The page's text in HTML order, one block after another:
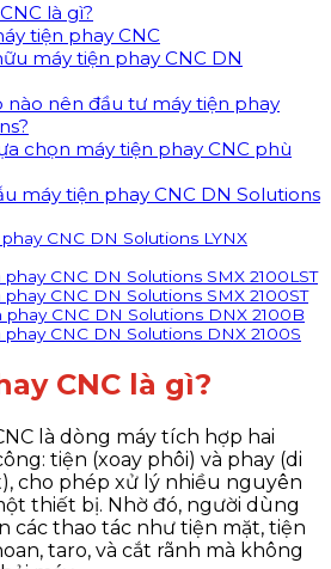
là gì?
tiện phay CNC
máy tiện phay CNC DN
nào nên đầu tư máy tiện phay
chọn máy tiện phay CNC phù
máy tiện phay CNC DN Solutions
phay CNC DN Solutions LYNX
phay CNC DN Solutions SMX 2100LST
phay CNC DN Solutions SMX 2100ST
phay CNC DN Solutions DNX 2100B
phay CNC DN Solutions DNX 2100S
CNC là gì?
là dòng máy tích hợp hai
tiện (xoay phôi) và phay (di
cho phép xử lý nhiều nguyên
thiết bị. Nhờ đó, người dùng
các thao tác như tiện mặt, tiện
taro, và cắt rãnh mà không